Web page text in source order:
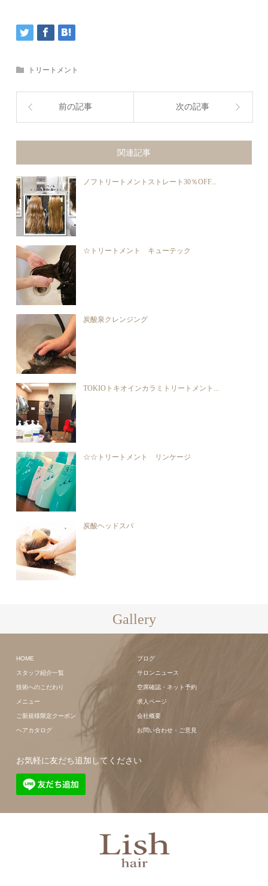
トリートメント
前の記事 次の記事
関連記事
ノフトリートメントストレート30％OFF...
☆トリートメント キューテック
炭酸泉クレンジング
TOKIOトキオインカラミトリートメント...
☆☆トリートメント リンケージ
炭酸ヘッドスパ
Gallery
HOME
スタッフ紹介一覧
技術へのこだわり
メニュー
ご新規様限定クーポン
ヘアカタログ
ブログ
サロンニュース
空席確認・ネット予約
求人ページ
会社概要
お問い合わせ・ご意見
お気軽に友だち追加してください